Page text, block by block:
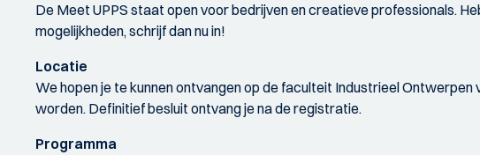
De Meet UPPS staat open voor bedrijven en creatieve professionals.
mogelijkheden, schrijf dan nu in!
Locatie
We hopen je te kunnen ontvangen op de faculteit Industrieel
worden. Definitief besluit ontvang je na de registratie.
Programma